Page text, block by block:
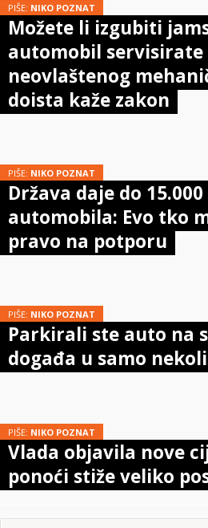
PIŠE: NIKO POZNAT
Možete li izgubiti
automobil servisirate
neovlaštenog
doista kaže zakon
PIŠE: NIKO POZNAT
Država daje do
automobila: Evo tko
pravo na potporu
PIŠE: NIKO POZNAT
Parkirali ste auto na
događa u samo
PIŠE: NIKO POZNAT
Vlada objavila nove
ponoći stiže veliko